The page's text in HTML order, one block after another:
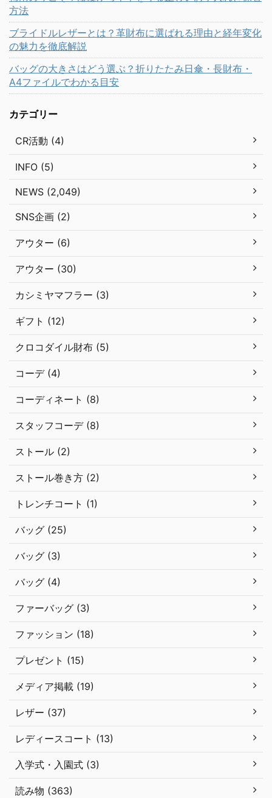
方法
ブライドルレザーとは？革財布に選ばれる理由と経年変化
の魅力を徹底解説
バッグの大きさはどう選ぶ？折りたたみ日傘・長財布・
A4ファイルでわかる目安
カテゴリー
CR活動 (4)
INFO (5)
NEWS (2,049)
SNS企画 (2)
アウター (6)
アウター (30)
カシミヤマフラー (3)
ギフト (12)
クロコダイル財布 (5)
コーデ (4)
コーディネート (8)
スタッフコーデ (8)
ストール (2)
ストール巻き方 (2)
トレンチコート (1)
バッグ (25)
バッグ (3)
バッグ (4)
ファーバッグ (3)
ファッション (18)
プレゼント (15)
メディア掲載 (19)
レザー (37)
レディースコート (13)
入学式・入園式 (3)
読み物 (363)